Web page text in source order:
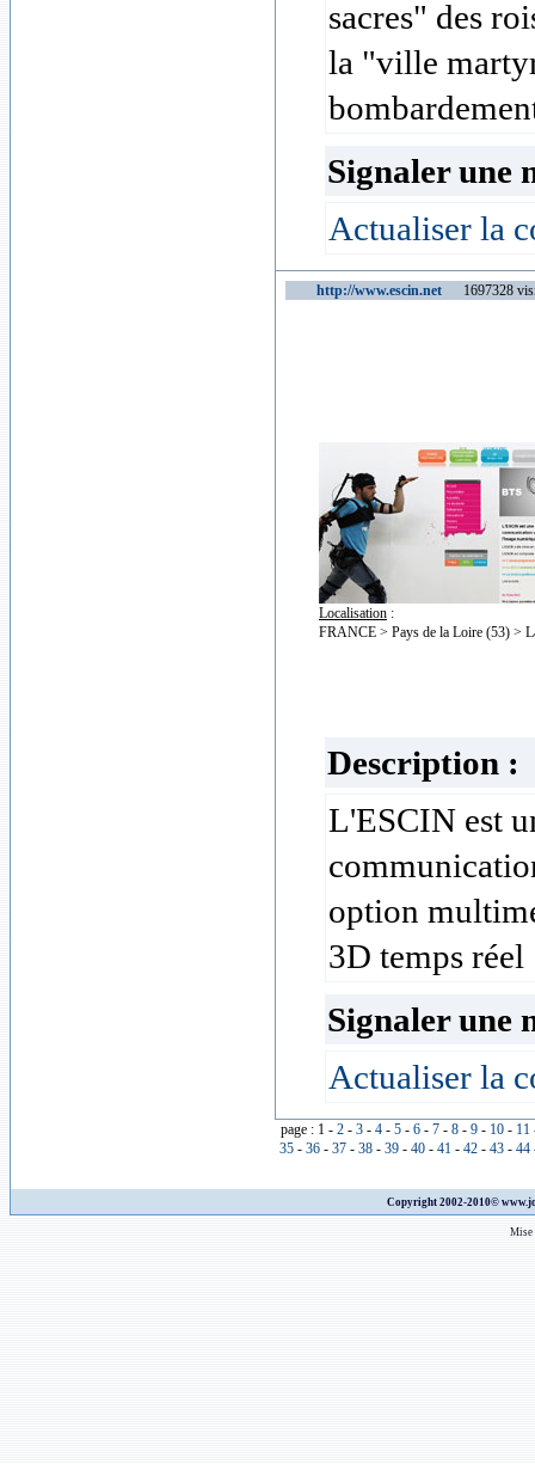
sacres" des
la "ville
Signaler une
Actualiser la
http://www.escin.net 1697328
Localisation :
FRANCE > Pays de la Loire (53) >
Description :
L'ESCIN est
option
3D temps réel
Signaler une
Actualiser la
page : 1 - 2- 3- 4- 5- 6- 7- 8- 9- 10- 11
35 - 36 - 37 - 38 - 39 - 40 - 41 - 42 - 43 - 44
Copyright 2002-2010©
Mise